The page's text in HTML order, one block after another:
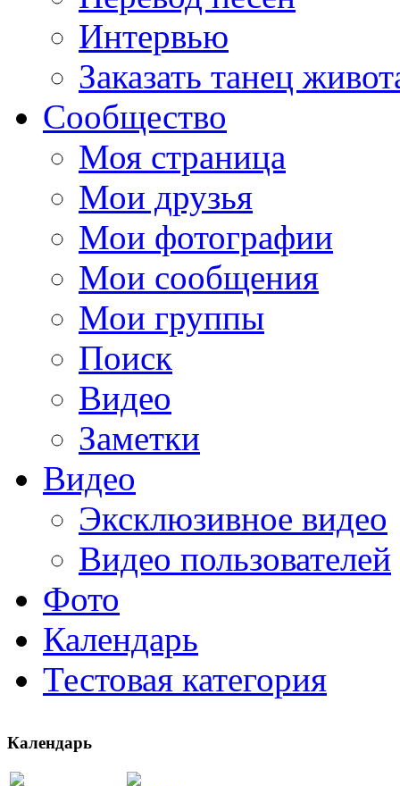
Интервью
Заказать танец
Сообщество
Моя страница
Мои друзья
Мои фотографии
Мои сообщения
Мои группы
Поиск
Видео
Заметки
Видео
Эксклюзивное видео
Видео пользователей
Фото
Календарь
Тестовая категория
Календарь